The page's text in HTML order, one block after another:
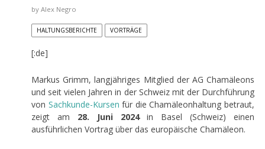
by Alex Negro
HALTUNGSBERICHTE VORTRÄGE
[:de]
Markus Grimm, langjähriges Mitglied der AG Chamäleons
und seit vielen Jahren in der Schweiz mit der Durchführung
von Sachkunde-Kursen für die Chamäleonhaltung betraut,
zeigt am 28. Juni 2024in Basel (Schweiz) einen
ausführlichen Vortrag über das europäische Chamäleon.